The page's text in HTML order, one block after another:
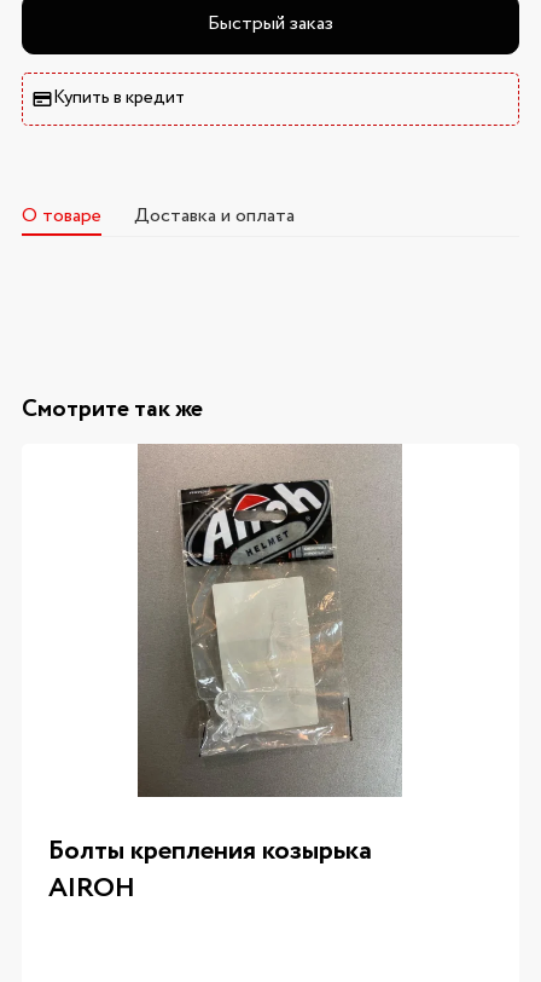
Быстрый заказ
Купить в кредит
О товаре Доставка и оплата
Смотрите так же
Болты крепления козырька
AIROH